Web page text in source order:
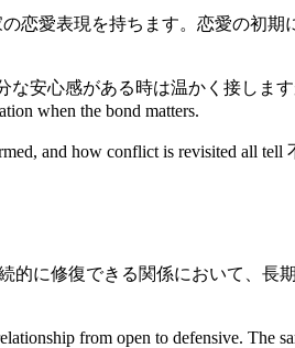
恋愛表現を持ちます。恋愛の初期
分な安心感がある時は温かく接しま
when the bond matters.
and how conflict is revisited all
続的に修復できる関係において、長
from open to defensive. The